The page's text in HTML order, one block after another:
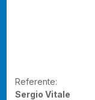
Referente:
Sergio Vitale